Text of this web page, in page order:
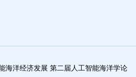
海洋经济发展 第二届人工智能海洋学论